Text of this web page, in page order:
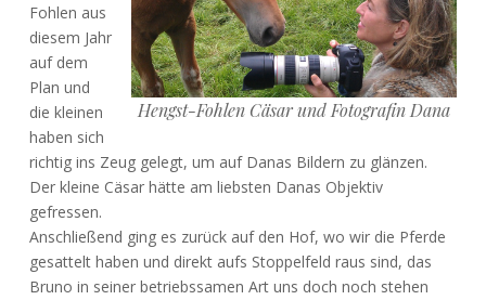
Hengst-Fohlen Cäsar und Fotografin Dana
Fohlen aus
diesem Jahr
auf dem
Plan und
die kleinen
haben sich
richtig ins Zeug gelegt, um auf Danas Bildern zu glänzen.
Der kleine Cäsar hätte am liebsten Danas Objektiv
gefressen.
Anschließend ging es zurück auf den Hof, wo wir die Pferde
gesattelt haben und direkt aufs Stoppelfeld raus sind, das
Bruno in seiner betriebssamen Art uns doch noch stehen